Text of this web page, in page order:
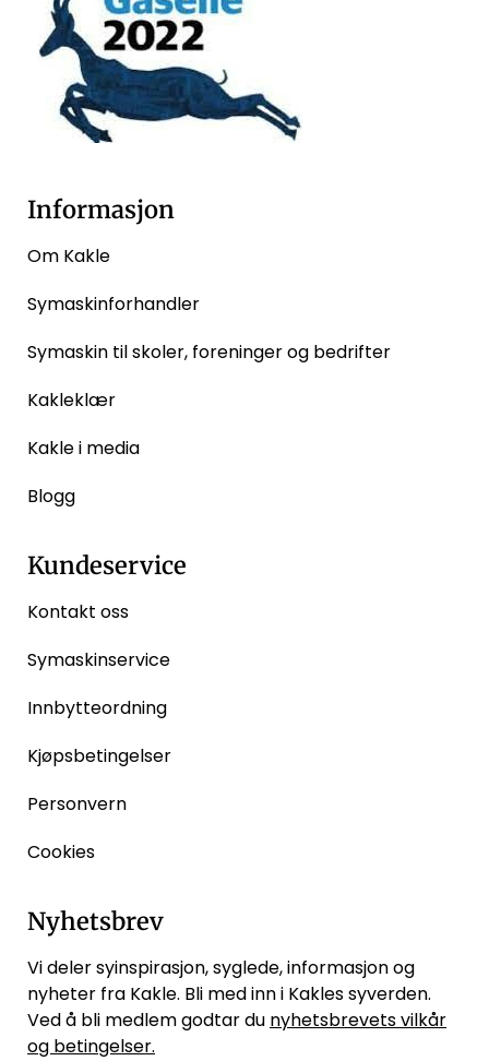
Informasjon
Om Kakle
Symaskinforhandler
Symaskin til skoler, foreninger og bedrifter
Kakleklær
Kakle i media
Blogg
Kundeservice
Kontakt oss
Symaskinservice
Innbytteordning
Kjøpsbetingelser
Personvern
Cookies
Nyhetsbrev
Vi deler syinspirasjon, syglede, informasjon og
nyheter fra Kakle. Bli med inn i Kakles syverden.
Ved å bli medlem godtar du nyhetsbrevets vilkår
og betingelser.